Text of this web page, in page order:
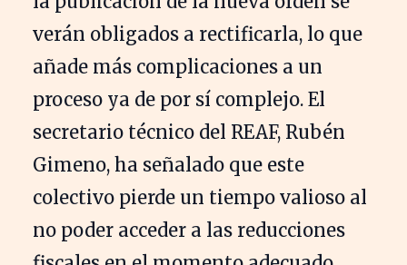
verán obligados a rectificarla, lo que
añade más complicaciones a un
proceso ya de por sí complejo. El
secretario técnico del REAF, Rubén
Gimeno, ha señalado que este
colectivo pierde un tiempo valioso al
no poder acceder a las reducciones